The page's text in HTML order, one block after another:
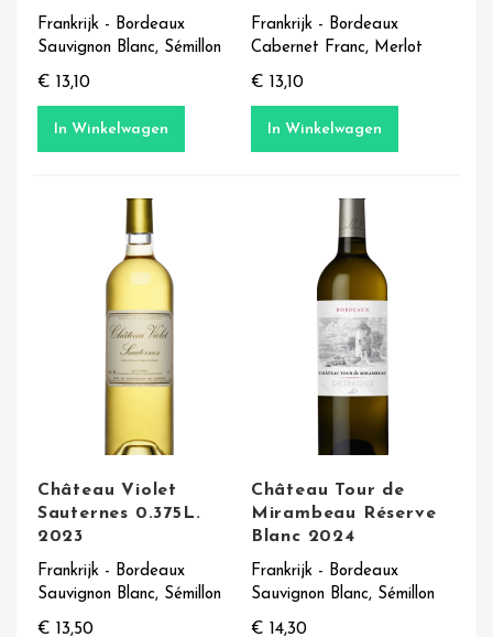
Frankrijk - Bordeaux
Sauvignon Blanc, Sémillon
€ 13,10
In Winkelwagen
Frankrijk - Bordeaux
Cabernet Franc, Merlot
€ 13,10
In Winkelwagen
Château Violet
Sauternes 0.375L.
2023
Frankrijk - Bordeaux
Sauvignon Blanc, Sémillon
€ 13,50
Château Tour de
Mirambeau Réserve
Blanc 2024
Frankrijk - Bordeaux
Sauvignon Blanc, Sémillon
€ 14,30